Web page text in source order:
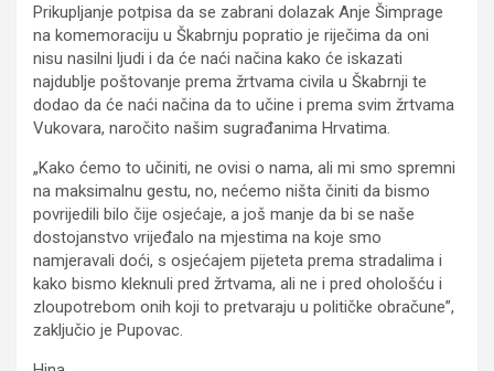
Prikupljanje potpisa da se zabrani dolazak Anje Šimprage
na komemoraciju u Škabrnju popratio je riječima da oni
nisu nasilni ljudi i da će naći načina kako će iskazati
najdublje poštovanje prema žrtvama civila u Škabrnji te
dodao da će naći načina da to učine i prema svim žrtvama
Vukovara, naročito našim sugrađanima Hrvatima.
„Kako ćemo to učiniti, ne ovisi o nama, ali mi smo spremni
na maksimalnu gestu, no, nećemo ništa činiti da bismo
povrijedili bilo čije osjećaje, a još manje da bi se naše
dostojanstvo vrijeđalo na mjestima na koje smo
namjeravali doći, s osjećajem pijeteta prema stradalima i
kako bismo kleknuli pred žrtvama, ali ne i pred ohološću i
zloupotrebom onih koji to pretvaraju u političke obračune”,
zaključio je Pupovac.